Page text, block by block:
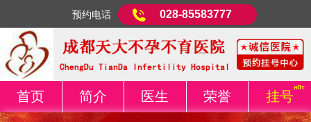
预约电话 028-85583777
首页 简介 医生 荣誉 挂号